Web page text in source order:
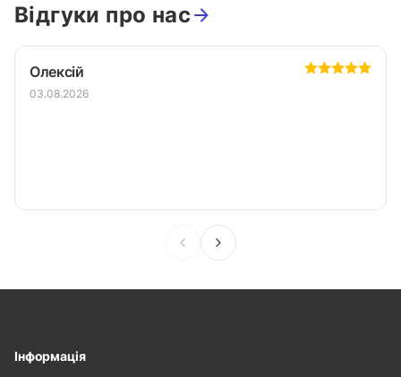
Відгуки про нас
Олексій
03.08.2026
Інформація